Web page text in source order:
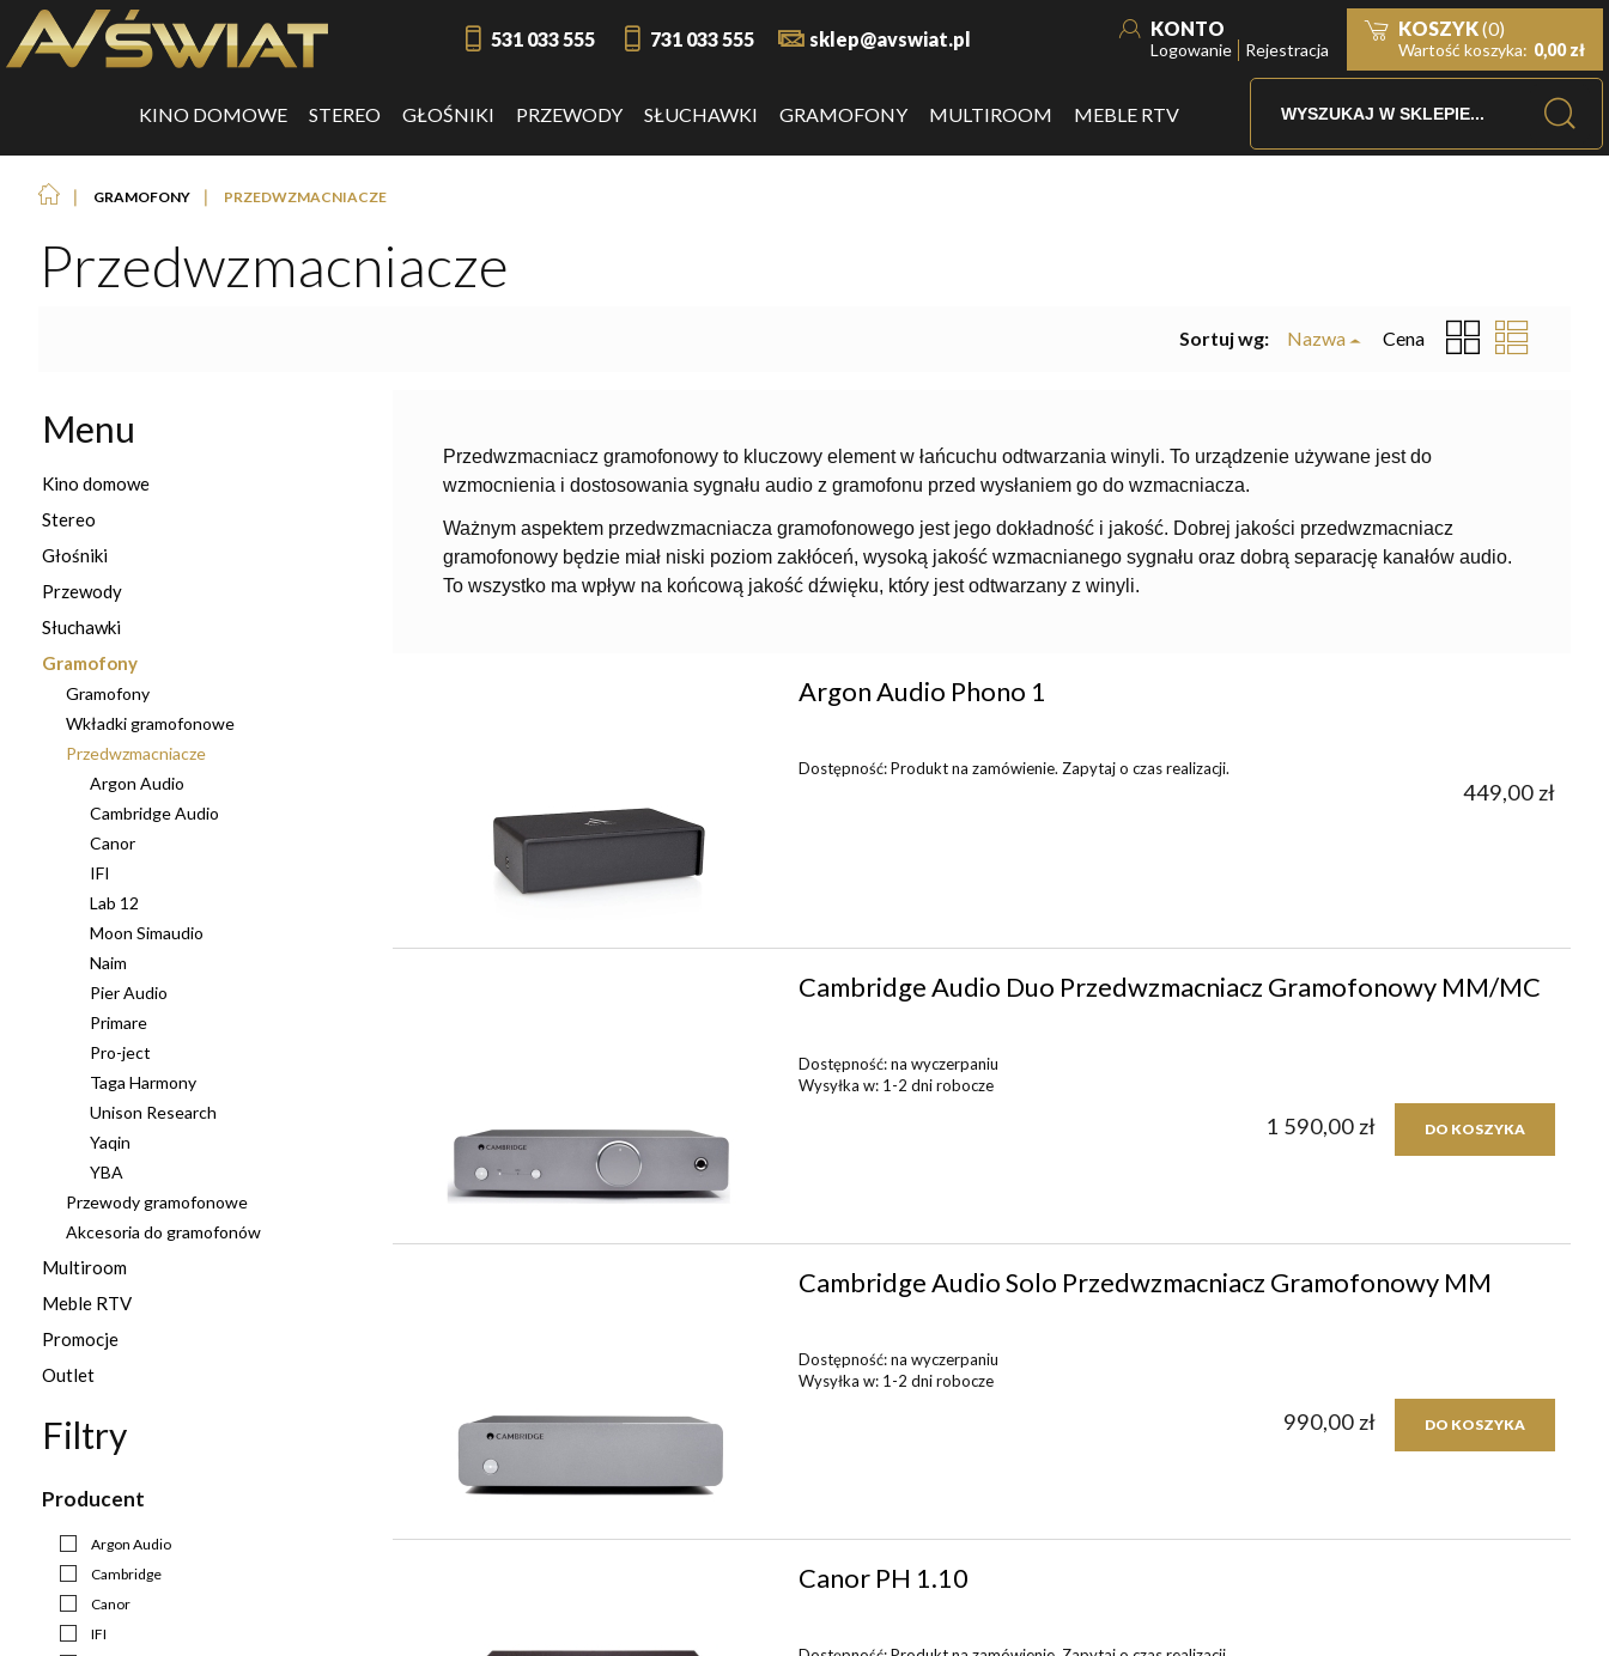
531 033 555 731 033 555 sklep@avswiat.pl KONTO
Logowanie Rejestracja
KOSZYK(0)
Wartość koszyka: 0,00 zł
KINO DOMOWE STEREO GŁOŚNIKI PRZEWODY SŁUCHAWKI GRAMOFONY MULTIROOM MEBLE RTV
❘ GRAMOFONY ❘ PRZEDWZMACNIACZE
Przedwzmacniacze
Sortuj wg: Nazwa Cena
Menu
Kino domowe
Stereo
Głośniki
Przewody
Słuchawki
Gramofony
Gramofony
Wkładki gramofonowe
Przedwzmacniacze
Argon Audio
Cambridge Audio
Canor
IFI
Lab 12
Moon Simaudio
Naim
Pier Audio
Primare
Pro-ject
Taga Harmony
Unison Research
Yaqin
YBA
Przewody gramofonowe
Akcesoria do gramofonów
Multiroom
Meble RTV
Promocje
Outlet
Filtry
Producent
Argon Audio
Cambridge
Canor
IFI
Przedwzmacniacz gramofonowy to kluczowy element w łańcuchu odtwarzania winyli. To urządzenie używane jest do
wzmocnienia i dostosowania sygnału audio z gramofonu przed wysłaniem go do wzmacniacza.
Ważnym aspektem przedwzmacniacza gramofonowego jest jego dokładność i jakość. Dobrej jakości przedwzmacniacz
gramofonowy będzie miał niski poziom zakłóceń, wysoką jakość wzmacnianego sygnału oraz dobrą separację kanałów audio.
To wszystko ma wpływ na końcową jakość dźwięku, który jest odtwarzany z winyli.
Argon Audio Phono 1
Dostępność:Produkt na zamówienie. Zapytaj o czas realizacji.
449,00 zł
Cambridge Audio Duo Przedwzmacniacz Gramofonowy MM/MC
Dostępność:na wyczerpaniu
Wysyłka w: 1-2 dni robocze
1 590,00 zł DO KOSZYKA
Cambridge Audio Solo Przedwzmacniacz Gramofonowy MM
Dostępność:na wyczerpaniu
Wysyłka w: 1-2 dni robocze
990,00 zł DO KOSZYKA
Canor PH 1.10